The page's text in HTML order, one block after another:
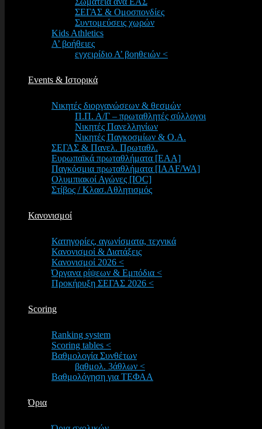
ΣΕΓΑΣ & Ομοσπονδίες
Συντομεύσεις χωρών
Kids Athletics
Α’ βοήθειες
εγχειρίδιο Α’ βοηθειών <
Events & Ιστορικά
Νικητές διοργανώσεων & θεσμών
Π.Π. Α/Γ – πρωταθλητές σύλλογοι
Νικητές Πανελληνίων
Νικητές Παγκοσμίων & Ο.Α.
ΣΕΓΑΣ & Πανελ. Πρωταθλ.
Ευρωπαϊκά πρωταθλήματα [EAA]
Παγκόσμια πρωταθλήματα [IAAF/WA]
Ολυμπιακοί Αγώνες [IOC]
Στίβος / Κλασ.Αθλητισμός
Κανονισμοί
Κατηγορίες, αγωνίσματα, τεχνικά
Κανονισμοί & Διατάξεις
Κανονισμοί 2026 <
Όργανα ρίψεων & Εμπόδια <
Προκήρυξη ΣΕΓΑΣ 2026 <
Scoring
Ranking system
Scoring tables <
Βαθμολογία Συνθέτων
βαθμολ. 3άθλων <
Βαθμολόγηση για ΤΕΦΑΑ
Όρια